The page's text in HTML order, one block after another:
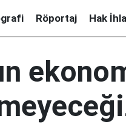
Röportaj Hak